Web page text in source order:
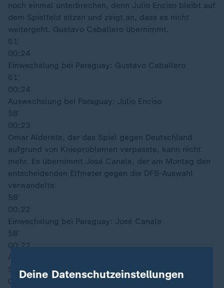
noch einmal unterbrechen, denn Julio Enciso bleibt auf
dem Spielfeld sitzen und zeigt an, dass es nicht
weitergeht. Gustavo Caballero übernimmt.
61′
00:24
Einwechslung bei Paraguay: Gustavo Caballero
61′
00:24
Auswechslung bei Paraguay: Julio Enciso
58′
00:23
Omar Alderete, der das Spiel gegen Deutschland
aufgrund von Knieproblemen verpasste, kann nicht
mehr. Es übernimmt José Canale, der am Montag den
entscheidenden Elfmeter gegen die DFB-Auswahl
verwandelte.
58′
00:22
Einwechslung bei Paraguay: José Canale
58′
00:22
Auswechslung bei Paraguay: Omar Alderete
55′
00:19
Deine Datenschutzeinstellungen